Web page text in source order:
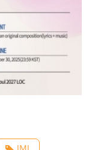
JMJ